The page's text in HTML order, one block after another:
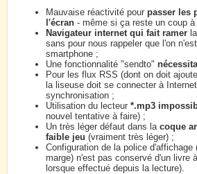
Mauvaise réactivité pourpasser les
l'écran - même si ça reste un coup à
Navigateur internet qui fait ramer
sans pour nous rappeler que l'on
smartphone ;
Une fonctionnalité "sendto"
Pour les flux RSS (dont on doit
la liseuse doit se connecter à
synchronisation ;
Utilisation du lecteur*.mp3
nouvel tentative à faire) ;
Un très léger défaut dans lacoque
faible jeu (vraiment très léger) ;
Configuration de la police
marge) n'est pas conservé d'un livre
lorsque effectué depuis la lecture).